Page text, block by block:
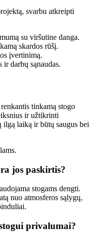
svarbu atkreipti
su viršutine danga.
skardos rūšį.
įvertinimą.
darbų sąnaudas.
tinkamą stogo
ir užtikrinti
ilgą laiką ir būtų saugus bei
jos paskirtis?
stogams dengti.
nuo atmosferos sąlygų,
privalumai?